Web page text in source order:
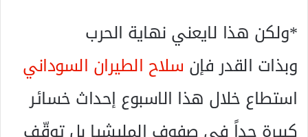
*ولكن هذا لايعني نهاية الحرب
وبذات القدر فإن سلاح الطيران السوداني
استطاع خلال هذا الاسبوع إحداث خسائر